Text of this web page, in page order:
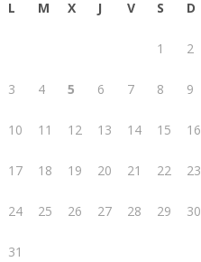
L M X J V S D
1 2
3 4 5 6 7 8 9
10 11 12 13 14 15 16
17 18 19 20 21 22 23
24 25 26 27 28 29 30
31